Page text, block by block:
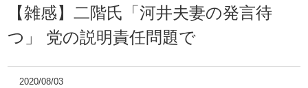
【雑感】二階氏「河井夫妻の発言待
つ」 党の説明責任問題で
2020/08/03